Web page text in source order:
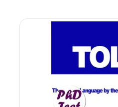
زبان
سنجش
۱۴۰۵